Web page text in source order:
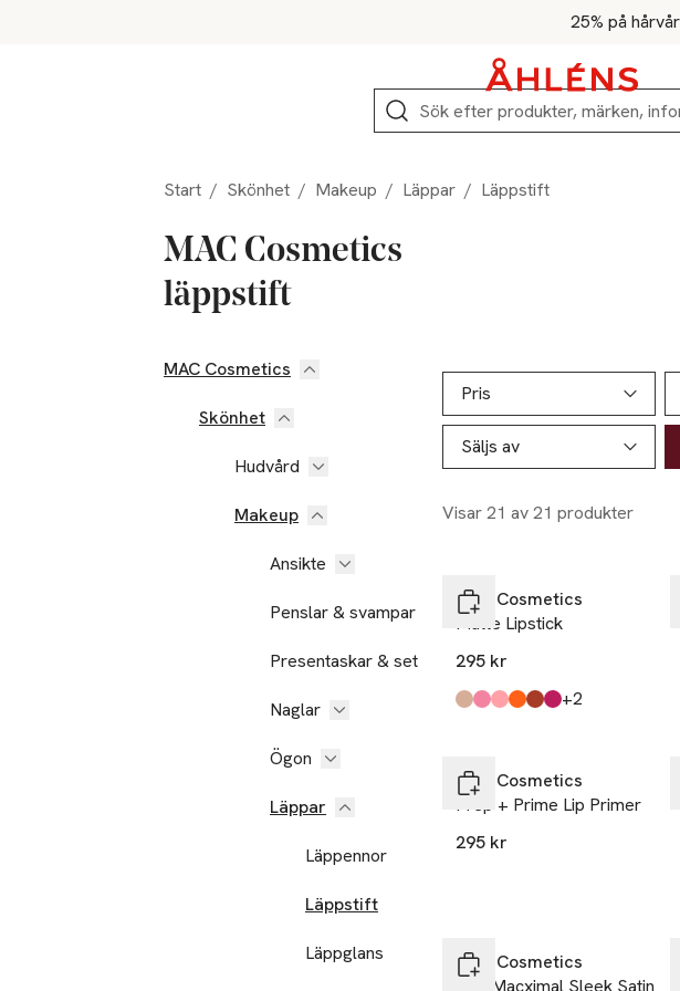
25% på
Sök
Start / Skönhet / Makeup / Läppar / Läppstift
MAC Cosmetics
läppstift
Hoppa till produktsidan
MAC Cosmetics
Skönhet
Hudvård
Makeup
Ansikte
Penslar & svampar
Presentaskar & set
Naglar
Ögon
Läppar
Läppennor
Läppstift
Läppglans
Hoppa till produktsidan
Pris
Säljs av
Visar 21 av 21 produkter
Lista över produkter
MAC Cosmetics
Matte Lipstick
295 kr
Produkten finns i färgerna:
Gel (Frost),
Bombshell (Frost)
Angel (Frost),
CB 96 (Frost),
O (Frost),
New York Apple (Frost)
+2till
MAC Cosmetics
Prep + Prime Lip Primer
295 kr
MAC Cosmetics
Mini Macximal Sleek Satin